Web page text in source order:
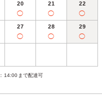
20
◯
21
◯
22
◯
27
◯
28
◯
29
◯
：14:00まで配達可